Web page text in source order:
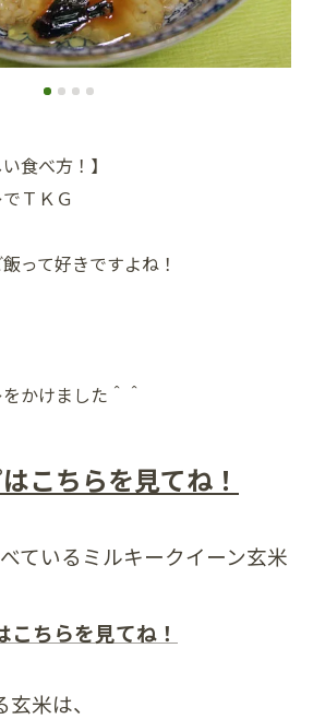
食べ方！】
ＴＫＧ
って好きですよね！
かけました＾＾
こちらを見てね！
ているミルキークイーン玄米
ちらを見てね！
米は、